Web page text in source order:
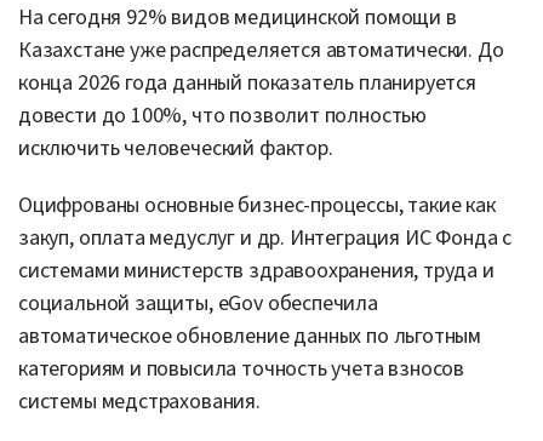
На сегодня 92% видов медицинской помощи в
Казахстане уже распределяется автоматически. До
конца 2026 года данный показатель планируется
довести до 100%, что позволит полностью
исключить человеческий фактор.
Оцифрованы основные бизнес-процессы, такие как
закуп, оплата медуслуг и др. Интеграция ИС Фонда с
системами министерств здравоохранения, труда и
социальной защиты, eGov обеспечила
автоматическое обновление данных по льготным
категориям и повысила точность учета взносов
системы медстрахования.